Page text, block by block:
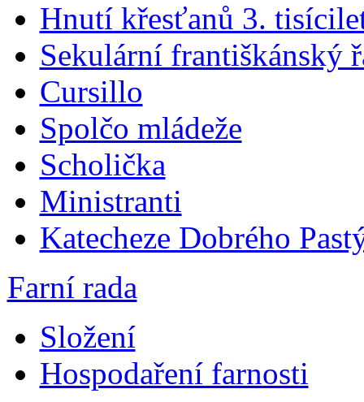
Hnutí křesťanů 3.
Sekulární františkánský
Cursillo
Spolčo mládeže
Scholička
Ministranti
Katecheze Dobrého
Farní rada
Složení
Hospodaření farnosti